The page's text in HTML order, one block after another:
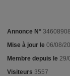
Annonce N°
Mise à jour le 06/08/
Membre depuis le 29/
Visiteurs 3557